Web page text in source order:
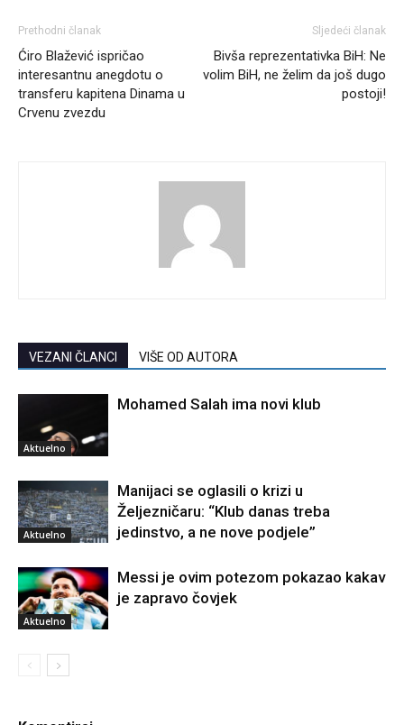
Prethodni članak
Ćiro Blažević ispričao
interesantnu anegdotu o
transferu kapitena Dinama u
Crvenu zvezdu
Sljedeći članak
Bivša reprezentativka BiH: Ne
volim BiH, ne želim da još dugo
postoji!
VEZANI ČLANCI VIŠE OD AUTORA
Aktuelno
Mohamed Salah ima novi klub
Aktuelno
Manijaci se oglasili o krizi u
Željezničaru: “Klub danas treba
jedinstvo, a ne nove podjele”
Aktuelno
Messi je ovim potezom pokazao kakav
je zapravo čovjek